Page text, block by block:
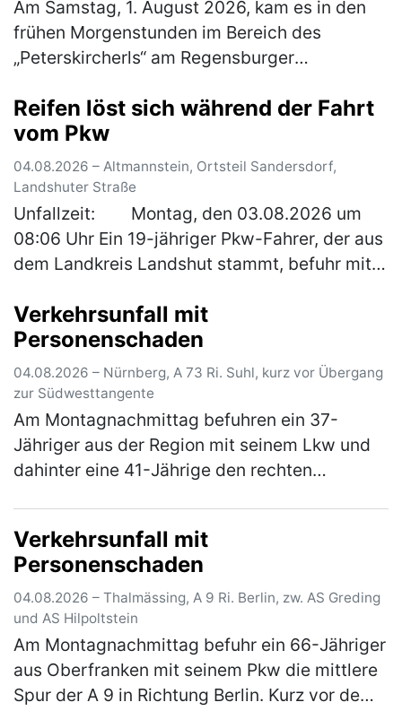
Am Samstag, 1. August 2026, kam es in den
frühen Morgenstunden im Bereich des
„Peterskircherls“ am Regensburger
Erpressung zum Nachteil eines 38-jährigen
Mannes. Ein…
Reifen löst sich während der Fahrt
vom Pkw
04.08.2026 – Altmannstein, Ortsteil Sandersdorf,
Landshuter Straße
Unfallzeit: Montag, den 03.08.2026 um
08:06 Uhr Ein 19-jähriger Pkw-Fahrer, der aus
dem Landkreis Landshut stammt, befuhr mit
Sandersdorf von Mindelstetten …
Verkehrsunfall mit
Personenschaden
04.08.2026 – Nürnberg, A 73 Ri. Suhl, kurz vor Übergang
zur Südwesttangente
Am Montagnachmittag befuhren ein 37-
Jähriger aus der Region mit seinem Lkw und
dahinter eine 41-Jährige den rechten
Verkehrsunfall mit
Personenschaden
04.08.2026 – Thalmässing, A 9 Ri. Berlin, zw. AS Greding
und AS Hilpoltstein
Am Montagnachmittag befuhr ein 66-Jähriger
aus Oberfranken mit seinem Pkw die mittlere
Spur der A 9 in Richtung Berlin. Kurz vor dem